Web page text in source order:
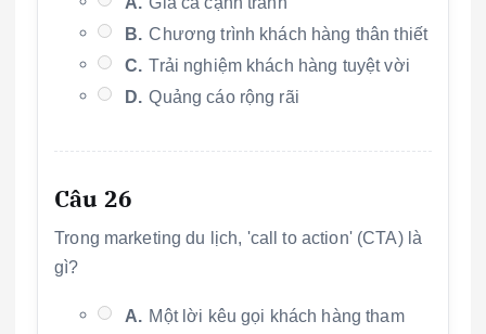
B. Chương trình khách hàng thân thiết
C. Trải nghiệm khách hàng tuyệt vời
D. Quảng cáo rộng rãi
Câu 26
Trong marketing du lịch, 'call to action' (CTA) là
gì?
A. Một lời kêu gọi khách hàng tham